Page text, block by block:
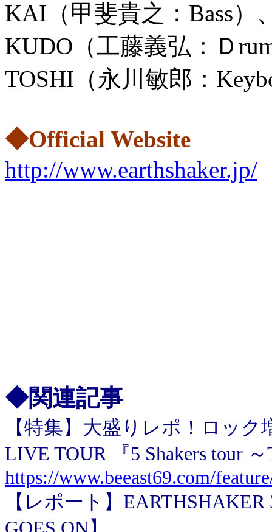
KAI（甲斐貴之：Bass）
KUDO（工藤義弘：Ｄ
TOSHI（永川敏郎：
◆Official Website
http://www.earthshaker.jp/
◆関連記事
【特集】大盛りレポ！ロック
LIVE TOUR 『5 Shakers tour
https://www.beeast69.com/
【レポート】EARTHSHAKER